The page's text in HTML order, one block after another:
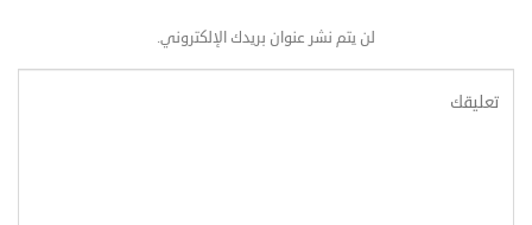
لن يتم نشر عنوان بريدك الإلكتروني.